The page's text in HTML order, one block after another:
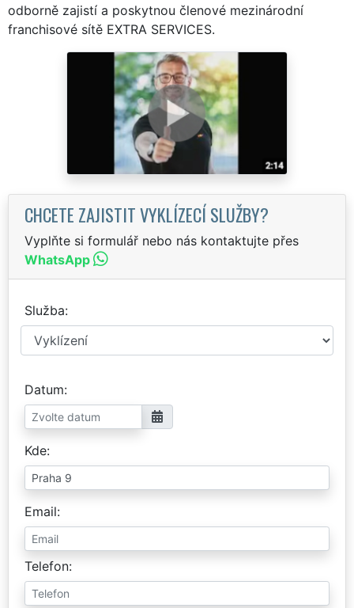
odborně zajistí a poskytnou členové mezinárodní
franchisové sítě EXTRA SERVICES.
CHCETE ZAJISTIT VYKLÍZECÍ SLUŽBY?
Vyplňte si formulář nebo nás kontaktujte přes
WhatsApp
Služba
Datum
Kde
Email
Telefon